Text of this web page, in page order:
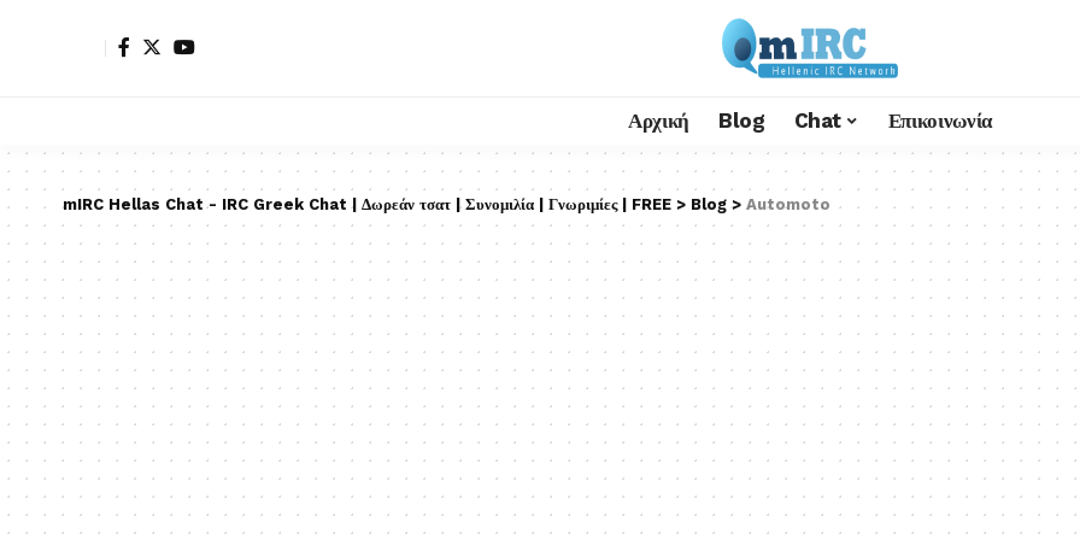
Αρχική Blog Chat Επικοινωνία
mIRC Hellas Chat - IRC Greek Chat | Δωρεάν τσατ | Συνομιλία | Γνωριμίες | FREE > Blog > Automoto